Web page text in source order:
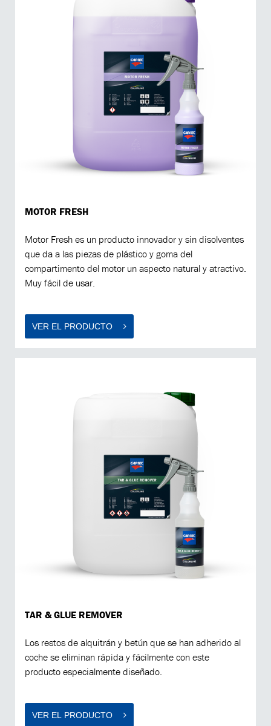
MOTOR FRESH
Motor Fresh es un producto innovador y sin disolventes
que da a las piezas de plástico y goma del
compartimento del motor un aspecto natural y atractivo.
Muy fácil de usar.
VER EL PRODUCTO
TAR & GLUE REMOVER
Los restos de alquitrán y betún que se han adherido al
coche se eliminan rápida y fácilmente con este
producto especialmente diseñado.
VER EL PRODUCTO